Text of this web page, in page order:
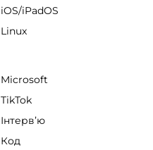
iOS/iPadOS
Linux
Microsoft
TikTok
Інтервʼю
Код